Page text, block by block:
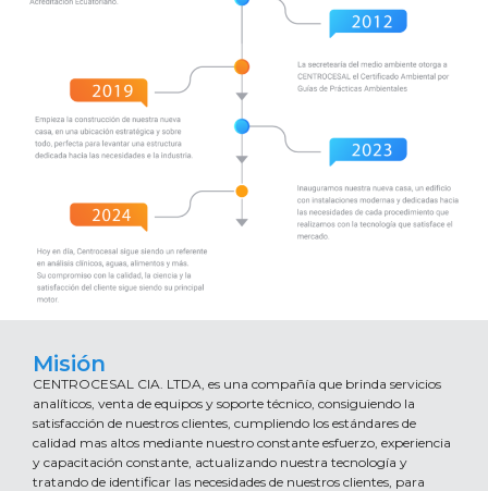
Misión
CENTROCESAL CIA. LTDA, es una compañía que brinda servicios
analíticos, venta de equipos y soporte técnico, consiguiendo la
satisfacción de nuestros clientes, cumpliendo los estándares de
calidad mas altos mediante nuestro constante esfuerzo, experiencia
y capacitación constante, actualizando nuestra tecnología y
tratando de identificar las necesidades de nuestros clientes, para